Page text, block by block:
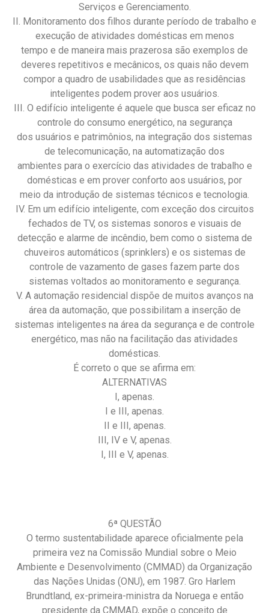
Serviços e Gerenciamento.
II. Monitoramento dos filhos durante período de trabalho e
execução de atividades domésticas em menos
tempo e de maneira mais prazerosa são exemplos de
deveres repetitivos e mecânicos, os quais não devem
compor a quadro de usabilidades que as residências
inteligentes podem prover aos usuários.
III. O edifício inteligente é aquele que busca ser eficaz no
controle do consumo energético, na segurança
dos usuários e patrimônios, na integração dos sistemas
de telecomunicação, na automatização dos
ambientes para o exercício das atividades de trabalho e
domésticas e em prover conforto aos usuários, por
meio da introdução de sistemas técnicos e tecnologia.
IV. Em um edifício inteligente, com exceção dos circuitos
fechados de TV, os sistemas sonoros e visuais de
detecção e alarme de incêndio, bem como o sistema de
chuveiros automáticos (sprinklers) e os sistemas de
controle de vazamento de gases fazem parte dos
sistemas voltados ao monitoramento e segurança.
V. A automação residencial dispõe de muitos avanços na
área da automação, que possibilitam a inserção de
sistemas inteligentes na área da segurança e de controle
energético, mas não na facilitação das atividades
domésticas.
É correto o que se afirma em:
ALTERNATIVAS
I, apenas.
I e III, apenas.
II e III, apenas.
III, IV e V, apenas.
I, III e V, apenas.
6ª QUESTÃO
O termo sustentabilidade aparece oficialmente pela
primeira vez na Comissão Mundial sobre o Meio
Ambiente e Desenvolvimento (CMMAD) da Organização
das Nações Unidas (ONU), em 1987. Gro Harlem
Brundtland, ex-primeira-ministra da Noruega e então
presidente da CMMAD, expõe o conceito de